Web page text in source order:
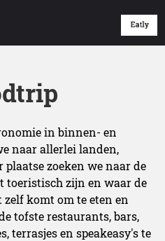
Foodtrip
in binnen- en
naar allerlei landen,
plaatse zoeken we naar de
toeristisch zijn en waar de
komt om te eten en
tofste restaurants, bars,
terrasjes en speakeasy's te